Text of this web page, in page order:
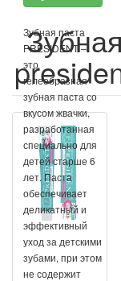
Зубная паста
PRESIDENT –
это
гелеобразная
зубная паста со
вкусом жвачки,
разработанная
специально для
детей старше 6
лет. Паста
обеспечивает
деликатный и
эффективный
уход за детскими
зубами, при этом
не содержит